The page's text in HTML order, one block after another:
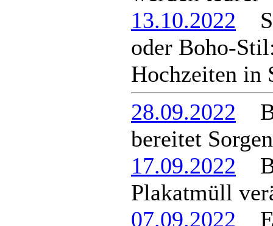
13.10.2022
oder Boho-
Hochzeiten in
28.09.2022
bereitet Sorgen
17.09.2022
Plakatmüll
07.09.2022